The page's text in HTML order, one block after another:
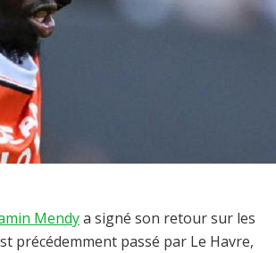
Mendya signé son retour sur les
précédemment passé par Le Havre,